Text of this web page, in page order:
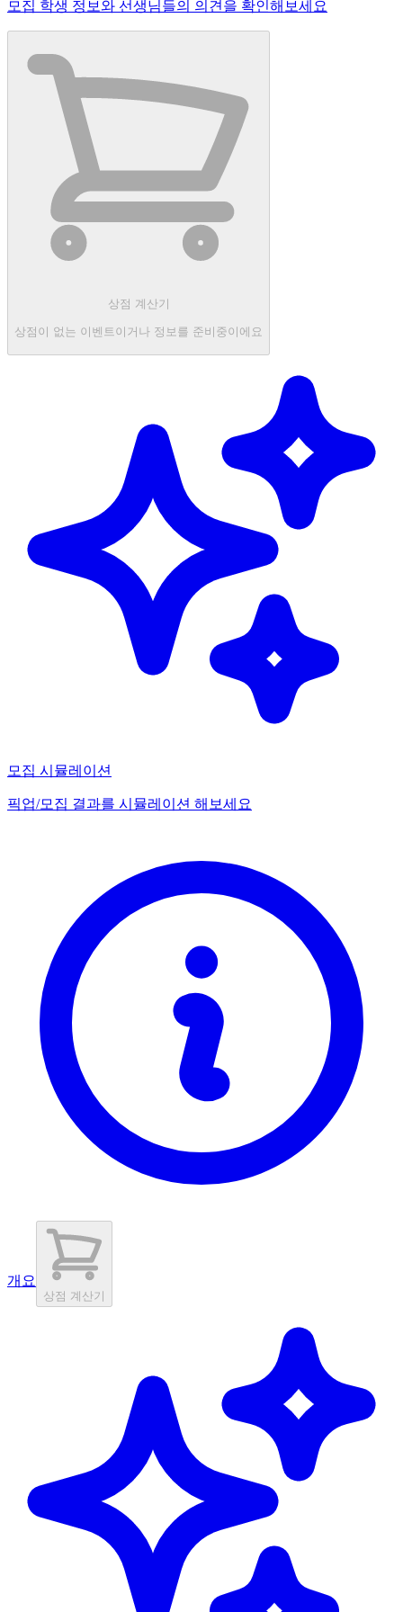
모집 학생 정보와 선생님들의 의견을 확인해보세요
상점 계산기
상점이 없는 이벤트이거나 정보를 준비중이에요
모집 시뮬레이션
픽업/모집 결과를 시뮬레이션 해보세요
개요
상점 계산기